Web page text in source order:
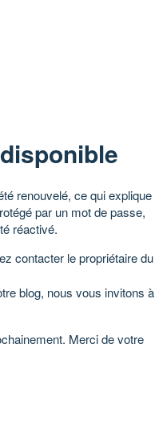
renouvelé, ce qui explique
par un mot de passe,
réactivé.
contacter le propriétaire du
blog, nous vous invitons à
Merci de votre